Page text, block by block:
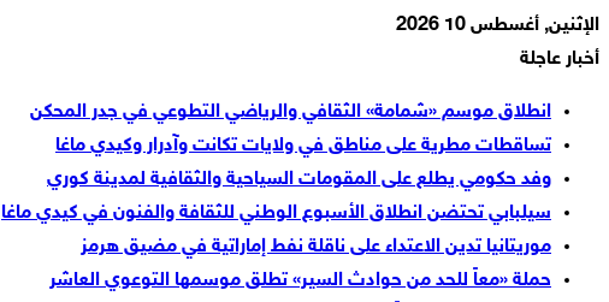
الإثنين, أغسطس 10 2026
أخبار عاجلة
انطلاق موسم «شمامة» الثقافي والرياضي التطوعي في جدر المحكن
تساقطات مطرية على مناطق في ولايات تكانت وآدرار وكيدي ماغا
وفد حكومي يطلع على المقومات السياحية والثقافية لمدينة كوري
سيلبابي تحتضن انطلاق الأسبوع الوطني للثقافة والفنون في كيدي ماغا
موريتانيا تدين الاعتداء على ناقلة نفط إماراتية في مضيق هرمز
حملة «معاً للحد من حوادث السير» تطلق موسمها التوعوي العاشر